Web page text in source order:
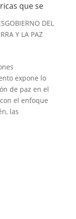
que se
DEL
Y LA PAZ
expone lo
de paz en el
el enfoque
las